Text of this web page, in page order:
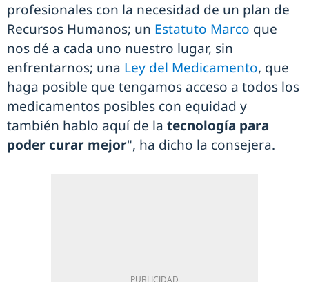
profesionales con la necesidad de un plan de
Recursos Humanos; un Estatuto Marco que
nos dé a cada uno nuestro lugar, sin
enfrentarnos; una Ley del Medicamento, que
haga posible que tengamos acceso a todos los
medicamentos posibles con equidad y
también hablo aquí de la tecnología para
poder curar mejor", ha dicho la consejera.